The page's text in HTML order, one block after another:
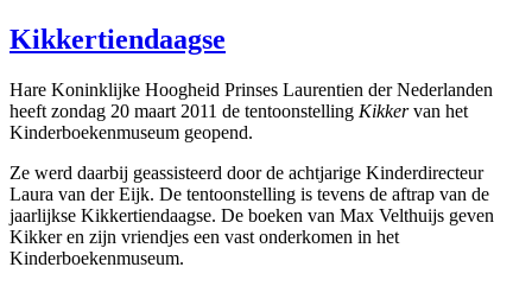
Kikkertiendaagse
Hare Koninklijke Hoogheid Prinses Laurentien der Nederlanden
heeft zondag 20 maart 2011 de tentoonstelling Kikkervan het
Kinderboekenmuseum geopend.
Ze werd daarbij geassisteerd door de achtjarige Kinderdirecteur
Laura van der Eijk. De tentoonstelling is tevens de aftrap van de
jaarlijkse Kikkertiendaagse. De boeken van Max Velthuijs geven
Kikker en zijn vriendjes een vast onderkomen in het
Kinderboekenmuseum.